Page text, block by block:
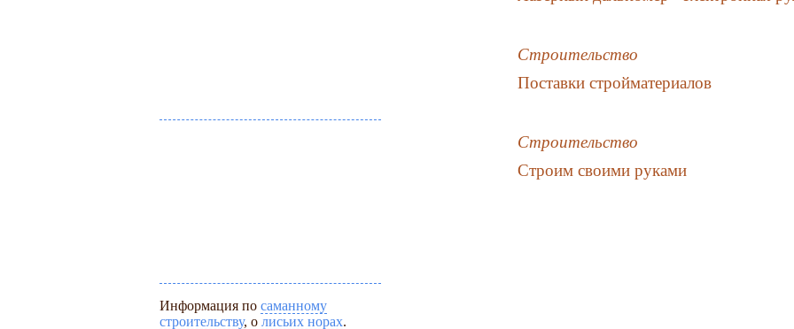
Информация по саманному
строительству, о лисьих норах.
Строительство
Поставки стройматериалов
Строительство
Строим своими руками